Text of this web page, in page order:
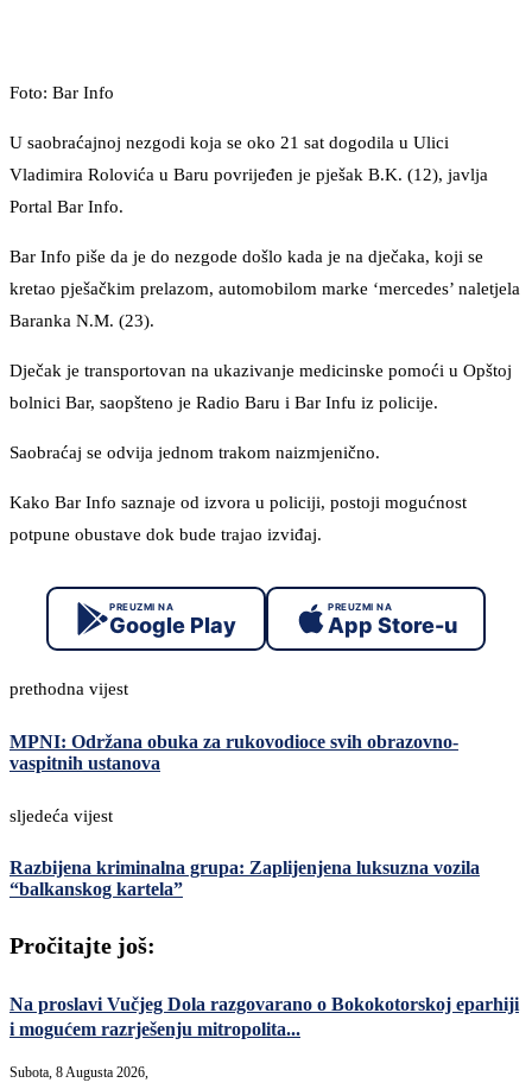
Foto: Bar Info
U saobraćajnoj nezgodi koja se oko 21 sat dogodila u Ulici
Vladimira Rolovića u Baru povrijeđen je pješak B.K. (12), javlja
Portal Bar Info.
Bar Info piše da je do nezgode došlo kada je na dječaka, koji se
kretao pješačkim prelazom, automobilom marke ‘mercedes’ naletjela
Baranka N.M. (23).
Dječak je transportovan na ukazivanje medicinske pomoći u Opštoj
bolnici Bar, saopšteno je Radio Baru i Bar Infu iz policije.
Saobraćaj se odvija jednom trakom naizmjenično.
Kako Bar Info saznaje od izvora u policiji, postoji mogućnost
potpune obustave dok bude trajao izviđaj.
PREUZMI NA
Google Play
PREUZMI NA
App Store-u
prethodna vijest
MPNI: Održana obuka za rukovodioce svih obrazovno-
vaspitnih ustanova
sljedeća vijest
Razbijena kriminalna grupa: Zaplijenjena luksuzna vozila
“balkanskog kartela”
Pročitajte još:
Na proslavi Vučjeg Dola razgovarano o Bokokotorskoj eparhiji
i mogućem razrješenju mitropolita...
Subota, 8 Augusta 2026,